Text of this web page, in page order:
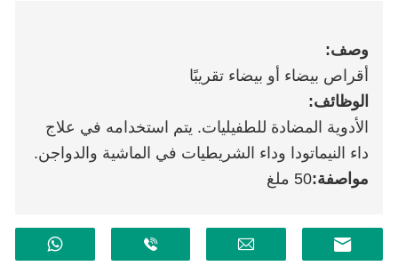
وصف:
أقراص بيضاء أو بيضاء تقريبًا
الوظائف:
الأدوية المضادة للطفيليات. يتم استخدامه في علاج
داء النيماتودا وداء الشريطيات في الماشية والدواجن.
مواصفة:50 ملغ